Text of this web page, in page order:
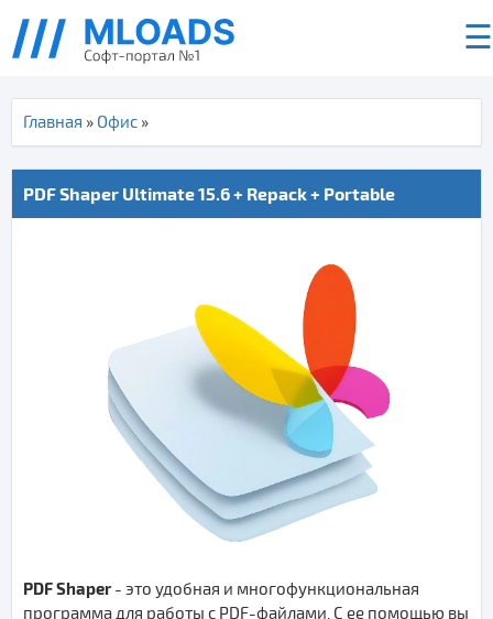
☰
Главная » Офис »
PDF Shaper Ultimate 15.6 + Repack + Portable
PDF Shaper- это удобная и многофункциональная
программа для работы с PDF-файлами. С ее помощью вы